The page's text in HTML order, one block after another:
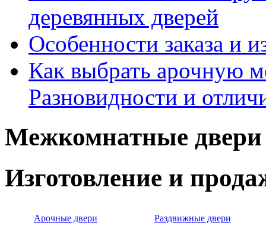
деревянных дверей
Особенности заказа и
Как выбрать арочную
Разновидности и
Межкомнатные двери
Изготовление и
Арочные двери Раздвижные двери